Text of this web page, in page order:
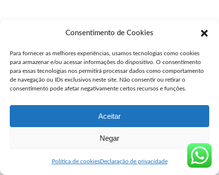
Consentimento de Cookies
Para fornecer as melhores experiências, usamos tecnologias como cookies
para armazenar e/ou acessar informações do dispositivo. O consentimento
para essas tecnologias nos permitirá processar dados como comportamento
de navegação ou IDs exclusivos neste site. Não consentir ou retirar o
consentimento pode afetar negativamente certos recursos e funções.
Aceitar
Negar
Política de cookiesDeclaração de privacidade